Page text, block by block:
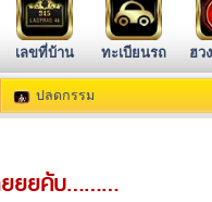
เลขที่บ้าน ทะเบียนรถ ฮว
ปลดกรรม
ลยยยคับ………